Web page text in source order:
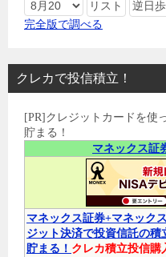
完全版で調べる
クレカで投信積立！
[PR]クレジットカードを使
貯まる！
マネックス証
マネックス証券+マネック
ジット決済で投資信託の
貯まる！ クレカ積立投信購